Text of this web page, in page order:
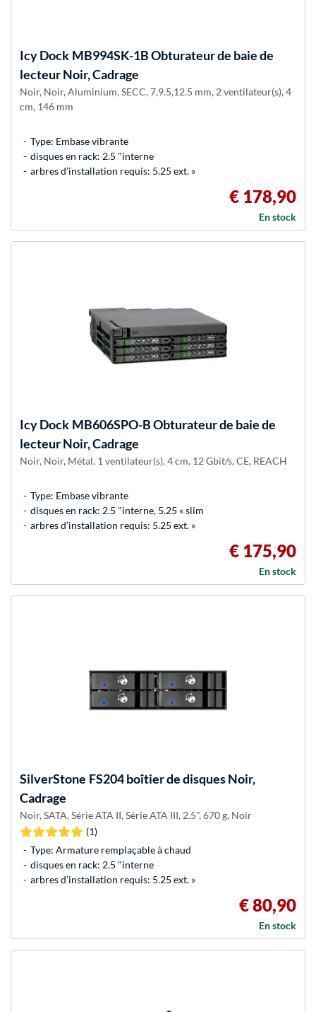
Icy Dock MB994SK-1B Obturateur de baie de
lecteur Noir, Cadrage
Noir, Noir, Aluminium, SECC, 7,9.5,12.5 mm, 2 ventilateur(s), 4
cm, 146 mm
Type: Embase vibrante
disques en rack: 2.5 "interne
arbres d’installation requis: 5.25 ext. »
€ 178,90
En stock
Icy Dock MB606SPO-B Obturateur de baie de
lecteur Noir, Cadrage
Noir, Noir, Métal, 1 ventilateur(s), 4 cm, 12 Gbit/s, CE, REACH
Type: Embase vibrante
disques en rack: 2.5 "interne, 5.25 « slim
arbres d’installation requis: 5.25 ext. »
€ 175,90
En stock
SilverStone FS204 boîtier de disques Noir,
Cadrage
Noir, SATA, Série ATA II, Série ATA III, 2.5", 670 g, Noir
(1)
Type: Armature remplaçable à chaud
disques en rack: 2.5 "interne
arbres d’installation requis: 5.25 ext. »
€ 80,90
En stock